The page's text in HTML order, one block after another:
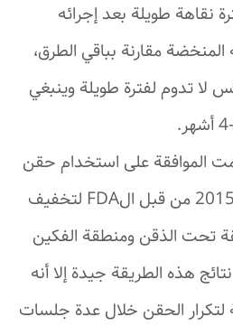
نقاهة طويلة بعد إجرائه
المنخضة مقارنة بباقي الطرق،
لا تدوم لفترة طويلة وينبغي
الموافقة على استخدام حقن
الكاي بيلا في عام 2015 من قبل الFDA لتخفيف
تحت الذقن ومنطقة الفكين
هذه الطريقة جيدة إلا أنه
لتكرار الحقن خلال عدة جلسات